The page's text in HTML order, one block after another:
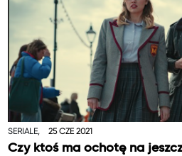
SERIALE, 25 CZE 2021
Czy ktoś ma ochotę na